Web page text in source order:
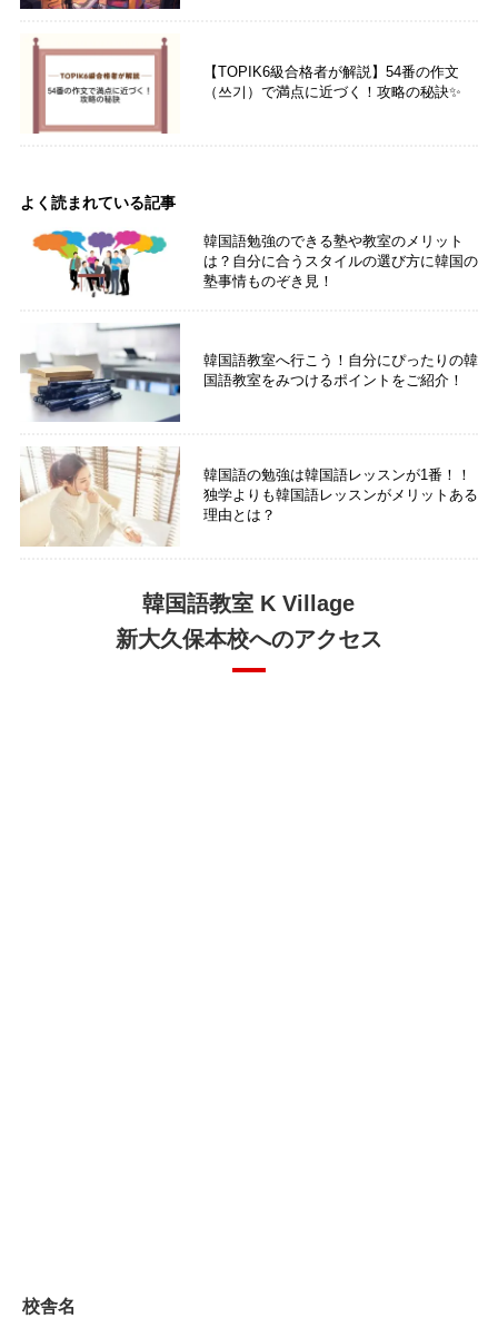
【TOPIK6級合格者が解説】54番の作文
（쓰기）で満点に近づく！攻略の秘訣✨
よく読まれている記事
韓国語勉強のできる塾や教室のメリット
は？自分に合うスタイルの選び方に韓国の
塾事情ものぞき見！
韓国語教室へ行こう！自分にぴったりの韓
国語教室をみつけるポイントをご紹介！
韓国語の勉強は韓国語レッスンが1番！！
独学よりも韓国語レッスンがメリットある
理由とは？
韓国語教室 K Village
新大久保本校へのアクセス
校舎名